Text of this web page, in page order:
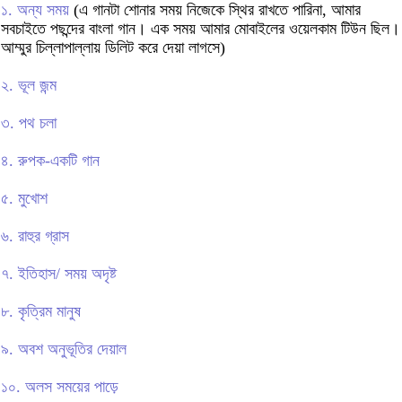
১. অন্য সময় (এ গানটা শোনার সময় নিজেকে স্থির রাখতে পারিনা, আমার
সবচাইতে পছন্দের বাংলা গান। এক সময় আমার মোবাইলের ওয়েলকাম টিউন ছিল।
আম্মুর চিল্লাপাল্লায় ডিলিট করে দেয়া লাগসে)
২. ভূল জন্ম
৩. পথ চলা
৪. রুপক-একটি গান
৫. মুখোশ
৬. রাহুর গ্রাস
৭. ইতিহাস/ সময় অদৃষ্ট
৮. কৃত্রিম মানুষ
৯. অবশ অনুভূতির দেয়াল
১০. অলস সময়ের পাড়ে